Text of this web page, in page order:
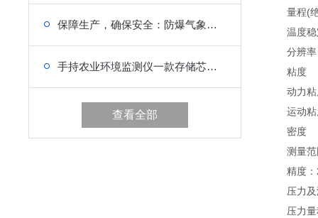
保障生产，确保安全：防爆气象站哪个比较好，设计与功能分析
手持农业环境监测仪一款存储芯片的手持气象站2023(移动\热点)
查看全部
量程(绝
温度稳
分辨率
粘度
动力粘
运动粘
密度
测量范
精度：
压力及
压力量